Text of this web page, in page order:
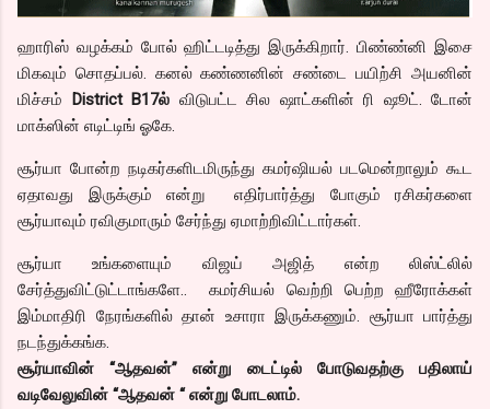
ஹாரிஸ் வழக்கம் போல் ஹிட்டடித்து இருக்கிறார். பிண்ண்னி இசை
மிகவும் சொதப்பல். கனல் கண்ணனின் சண்டை பயிற்சி அயனின்
மிச்சம்
District B17ல் விடுபட்ட சில ஷாட்களின் ரி ஷூட். டோன்
மாக்ஸின் எடிட்டிங் ஓகே.
சூர்யா போன்ற நடிகர்களிடமிருந்து கமர்ஷியல் படமென்றாலும் கூட
ஏதாவது இருக்கும் என்று எதிர்பார்த்து போகும் ரசிகர்களை
சூர்யாவும் ரவிகுமாரும் சேர்ந்து ஏமாற்றிவிட்டார்கள்.
சூர்யா உங்களையும் விஜய் அஜித் என்ற லிஸ்ட்லில்
சேர்த்துவிட்டுட்டாங்களே.. கமர்சியல் வெற்றி பெற்ற ஹீரோக்கள்
இம்மாதிரி நேரங்களில் தான் உசாரா இருக்கணும். சூர்யா பார்த்து
நடந்துக்கங்க.
சூர்யாவின் “ஆதவன்” என்று டைட்டில் போடுவதற்கு பதிலாய்
வடிவேலுவின் “ஆதவன் “ என்று போடலாம்.